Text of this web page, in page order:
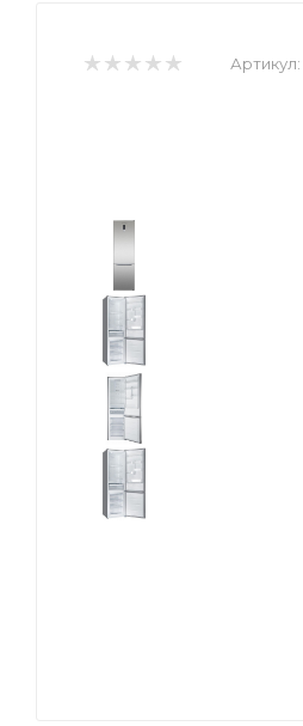
Артикул: